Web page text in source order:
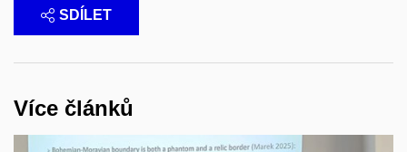
SDÍLET
Více článků